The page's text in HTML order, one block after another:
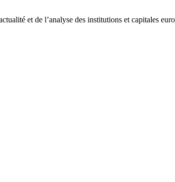
et de l’analyse des institutions et capitales